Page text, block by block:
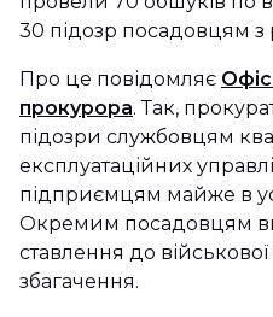
30 підозр посадовцям з
Про це повідомляє
прокурора. Так,
підозри службовцям
експлуатаційних
підприємцям майже в
Окремим посадовцям
ставлення до
збагачення.